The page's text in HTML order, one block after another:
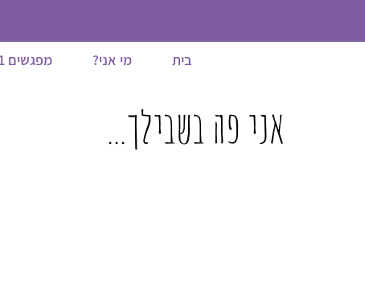
בית מי אני? מפגשים 1:1
אני פה בשבילך...